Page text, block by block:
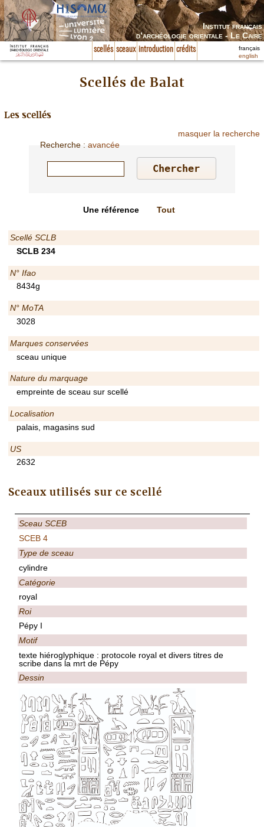
Institut français
d’archéologie orientale - Le Caire
scellés sceaux introduction crédits
français
english
Scellés de Balat
Les scellés
masquer la recherche
Recherche :avancée
Une référence Tout
Scellé SCLB
SCLB 234
N° Ifao
8434g
N° MoTA
3028
Marques conservées
sceau unique
Nature du marquage
empreinte de sceau sur scellé
Localisation
palais, magasins sud
US
2632
Sceaux utilisés sur ce scellé
Sceau SCEB
SCEB 4
Type de sceau
cylindre
Catégorie
royal
Roi
Pépy I
Motif
texte hiéroglyphique : protocole royal et divers titres de
scribe dans la mrt de Pépy
Dessin